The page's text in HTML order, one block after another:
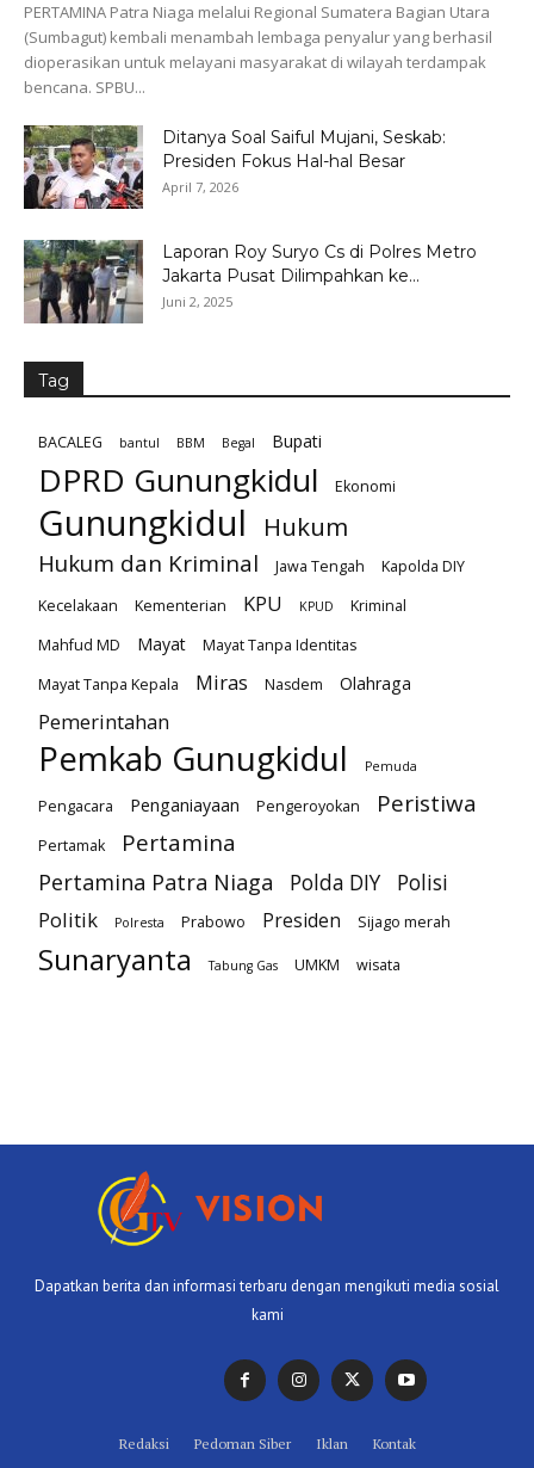
PERTAMINA Patra Niaga melalui Regional Sumatera Bagian Utara
(Sumbagut) kembali menambah lembaga penyalur yang berhasil
dioperasikan untuk melayani masyarakat di wilayah terdampak
bencana. SPBU...
Ditanya Soal Saiful Mujani, Seskab:
Presiden Fokus Hal-hal Besar
April 7, 2026
Laporan Roy Suryo Cs di Polres Metro
Jakarta Pusat Dilimpahkan ke...
Juni 2, 2025
Tag
BACALEG bantul BBM Begal Bupati
DPRD Gunungkidul Ekonomi
Gunungkidul Hukum
Hukum dan Kriminal Jawa Tengah
Kapolda DIY
Kecelakaan
Kementerian KPU KPUD
Kriminal
Mahfud MD
Mayat
Mayat Tanpa Identitas
Mayat Tanpa Kepala
Miras Nasdem Olahraga
Pemerintahan
Pemkab Gunugkidul Pemuda
Pengacara Penganiayaan Pengeroyokan Peristiwa
Pertamak Pertamina
Pertamina Patra Niaga Polda DIY
Polisi
Politik
Polresta Prabowo Presiden Sijago merah
Sunaryanta Tabung Gas UMKM wisata
Dapatkan berita dan informasi terbaru dengan mengikuti media sosial
kami
Redaksi Pedoman Siber Iklan Kontak